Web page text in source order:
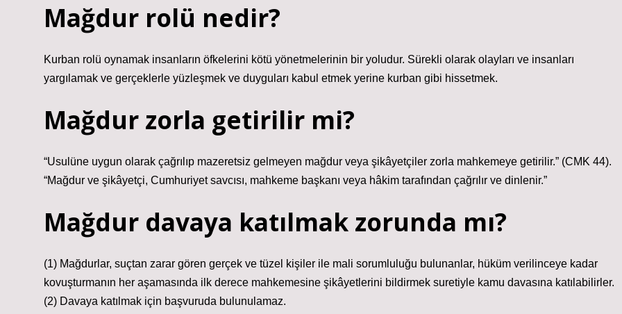
Mağdur rolü nedir?
Kurban rolü oynamak insanların öfkelerini kötü yönetmelerinin bir yoludur. Sürekli olarak olayları ve insanları
yargılamak ve gerçeklerle yüzleşmek ve duyguları kabul etmek yerine kurban gibi hissetmek.
Mağdur zorla getirilir mi?
“Usulüne uygun olarak çağrılıp mazeretsiz gelmeyen mağdur veya şikâyetçiler zorla mahkemeye getirilir.” (CMK 44).
“Mağdur ve şikâyetçi, Cumhuriyet savcısı, mahkeme başkanı veya hâkim tarafından çağrılır ve dinlenir.”
Mağdur davaya katılmak zorunda mı?
(1) Mağdurlar, suçtan zarar gören gerçek ve tüzel kişiler ile mali sorumluluğu bulunanlar, hüküm verilinceye kadar
kovuşturmanın her aşamasında ilk derece mahkemesine şikâyetlerini bildirmek suretiyle kamu davasına katılabilirler.
(2) Davaya katılmak için başvuruda bulunulamaz.